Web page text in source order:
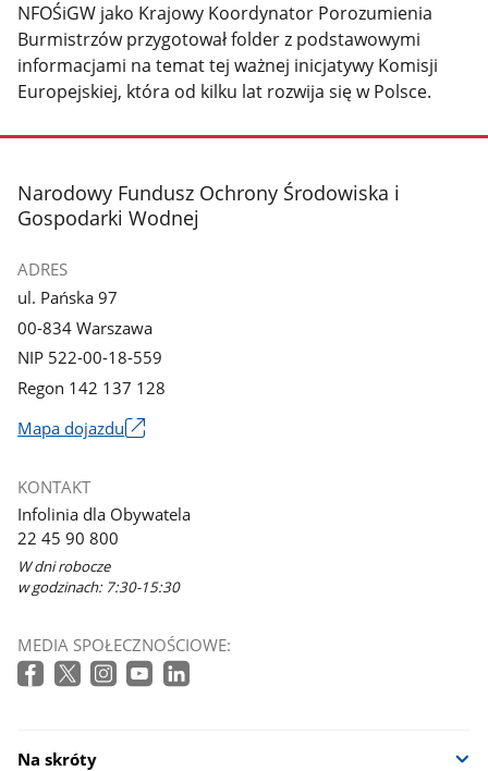
NFOŚiGW jako Krajowy Koordynator Porozumienia
Burmistrzów przygotował folder z podstawowymi
informacjami na temat tej ważnej inicjatywy Komisji
Europejskiej, która od kilku lat rozwija się w Polsce.
stopka
Narodowy Fundusz Ochrony Środowiska i
Gospodarki Wodnej
ADRES
ul. Pańska 97
00-834 Warszawa
NIP 522-00-18-559
Regon 142 137 128
Mapa dojazdu
się
w
nowym
oknie
KONTAKT
Infolinia dla Obywatela
22 45 90 800
W dni robocze
w godzinach: 7:30-15:30
MEDIA SPOŁECZNOŚCIOWE:
Na skróty